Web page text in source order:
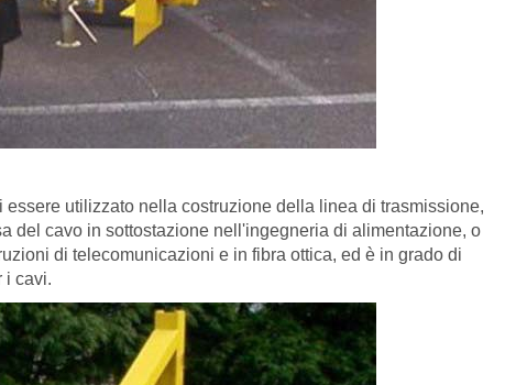
utilizzato nella costruzione della linea di trasmissione,
del cavo in sottostazione nell'ingegneria di alimentazione, o
di telecomunicazioni e in fibra ottica, ed è in grado di
i cavi.